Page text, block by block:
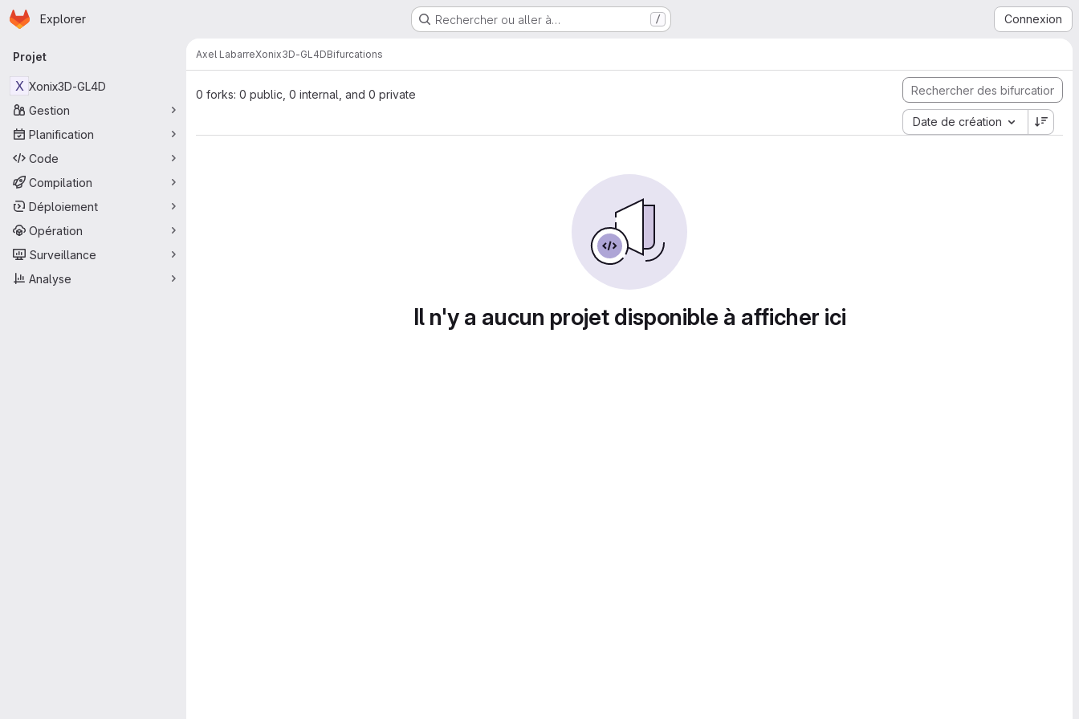
Passer au contenu principal
Page d'accueil
Explorer Rechercher ou aller à… / Connexion
Navigation principale
Projet
X Xonix3D-GL4D
Gestion
Planification
Code
Compilation
Déploiement
Opération
Surveillance
Analyse
Axel LabarreXonix3D-GL4DBifurcations
0 forks: 0 public, 0 internal, and 0 private
Date de création
Il n'y a aucun projet disponible à afficher ici